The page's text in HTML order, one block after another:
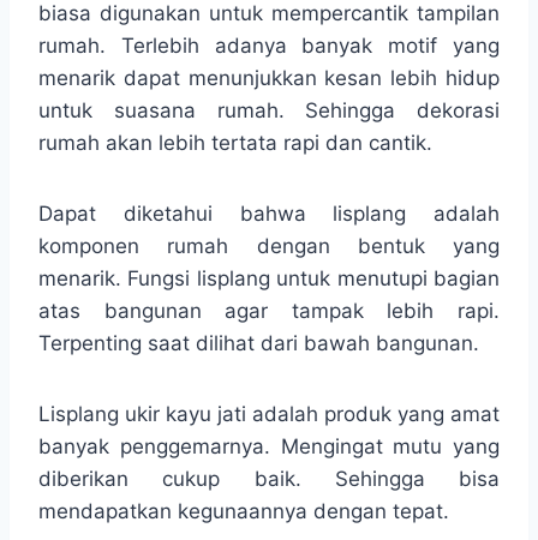
biasa digunakan untuk mempercantik tampilan
rumah. Terlebih adanya banyak motif yang
menarik dapat menunjukkan kesan lebih hidup
untuk suasana rumah. Sehingga dekorasi
rumah akan lebih tertata rapi dan cantik.
Dapat diketahui bahwa lisplang adalah
komponen rumah dengan bentuk yang
menarik. Fungsi lisplang untuk menutupi bagian
atas bangunan agar tampak lebih rapi.
Terpenting saat dilihat dari bawah bangunan.
Lisplang ukir kayu jati adalah produk yang amat
banyak penggemarnya. Mengingat mutu yang
diberikan cukup baik. Sehingga bisa
mendapatkan kegunaannya dengan tepat.